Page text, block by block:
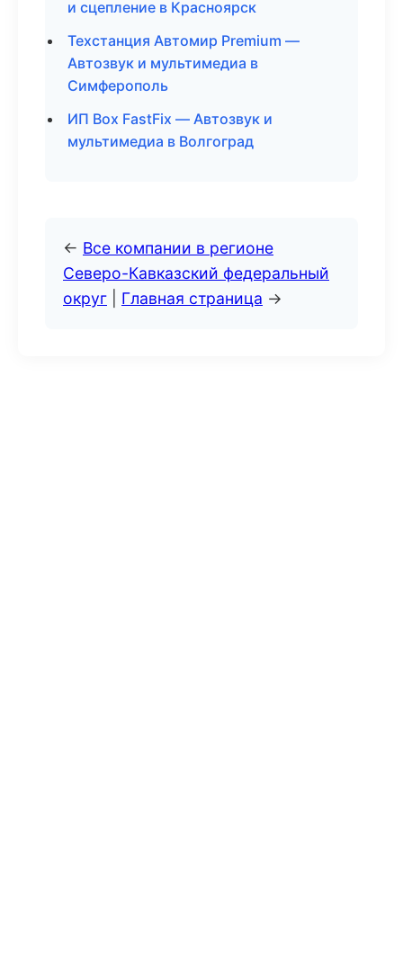
и сцепление в Красноярск
Техстанция Автомир Premium —
Автозвук и мультимедиа в
Симферополь
ИП Box FastFix — Автозвук и
мультимедиа в Волгоград
← Все компании в регионе
Северо-Кавказский федеральный
округ
Главная страница →